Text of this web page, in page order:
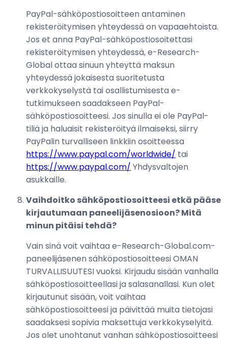
PayPal-sähköpostiosoitteen antaminen
rekisteröitymisen yhteydessä on vapaaehtoista.
Jos et anna PayPal-sähköpostiosoitettasi
rekisteröitymisen yhteydessä, e-Research-
Global ottaa sinuun yhteyttä maksun
yhteydessä jokaisesta suoritetusta
verkkokyselystä tai osallistumisesta e-
tutkimukseen saadakseen PayPal-
sähköpostiosoitteesi. Jos sinulla ei ole PayPal-
tiliä ja haluaisit rekisteröityä ilmaiseksi, siirry
PayPalin turvalliseen linkkiin osoitteessa
https://www.paypal.com/worldwide/ tai
https://www.paypal.com/ Yhdysvaltojen
asukkaille.
Vaihdoitko sähköpostiosoitteesi etkä pääse
kirjautumaan paneelijäsenosioon? Mitä
minun pitäisi tehdä?
Vain sinä voit vaihtaa e-Research-Global.com-
paneelijäsenen sähköpostiosoitteesi OMAN
TURVALLISUUTESI vuoksi. Kirjaudu sisään vanhalla
sähköpostiosoitteellasi ja salasanallasi. Kun olet
kirjautunut sisään, voit vaihtaa
sähköpostiosoitteesi ja päivittää muita tietojasi
saadaksesi sopivia maksettuja verkkokyselyitä.
Jos olet unohtanut vanhan sähköpostiosoitteesi